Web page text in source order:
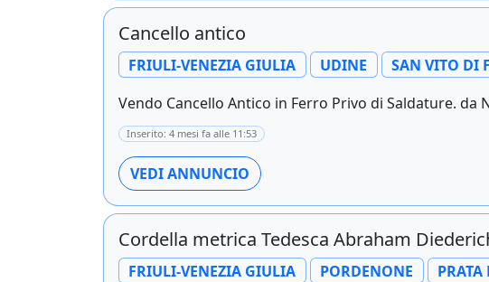
Cancello antico
FRIULI-VENEZIA GIULIA UDINE SAN VITO DI
Vendo Cancello Antico in Ferro Privo di Saldature. da
Inserito: 4 mesi fa alle 11:53
VEDI ANNUNCIO
Cordella metrica Tedesca Abraham
FRIULI-VENEZIA GIULIA PORDENONE